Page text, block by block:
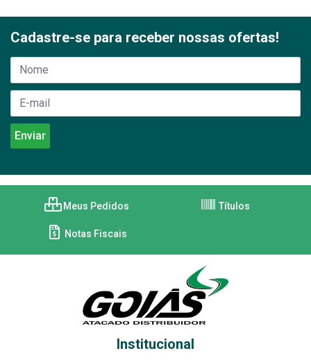
Cadastre-se para receber nossas ofertas!
Meus Pedidos Títulos
Notas Fiscais
Institucional